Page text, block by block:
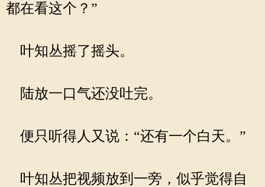
都在看这个？”
叶知丛摇了摇头。
陆放一口气还没吐完。
便只听得人又说：“还有一个白天。”
叶知丛把视频放到一旁，似乎觉得自